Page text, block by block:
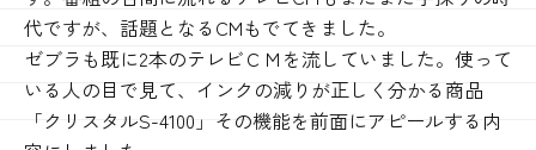
代ですが、話題となるCMもでてきました。
ゼブラも既に2本のテレビＣＭを流していました。使って
いる人の目で見て、インクの減りが正しく分かる商品
「クリスタルS-4100」その機能を前面にアピールする内